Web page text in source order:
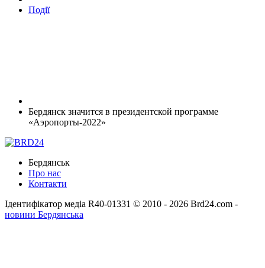
Події
Бердянск значится в президентской программе
«Аэропорты-2022»
Бердянськ
Про нас
Контакти
Ідентифікатор медіа R40-01331 © 2010 - 2026 Brd24.com -
новини Бердянська